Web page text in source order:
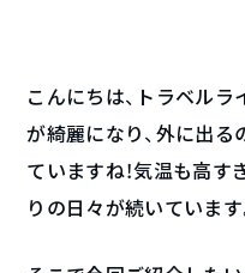
こんにちは、トラベル
が綺麗になり、外に出
ていますね！気温も高す
りの日々が続いています